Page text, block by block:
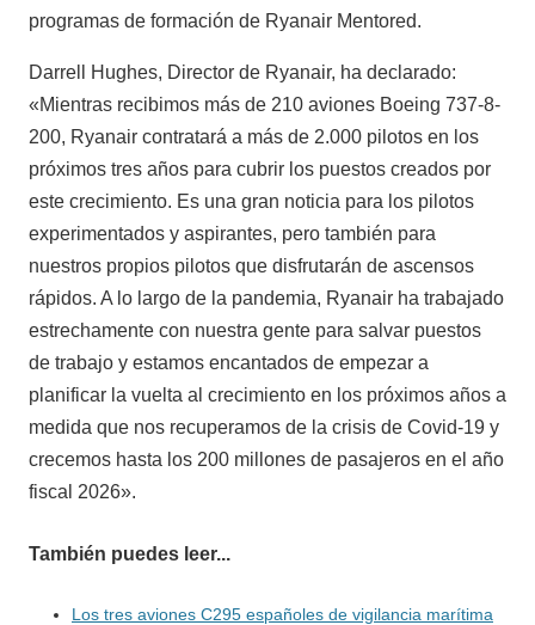
programas de formación de Ryanair Mentored.
Darrell Hughes, Director de Ryanair, ha declarado:
«Mientras recibimos más de 210 aviones Boeing 737-8-
200, Ryanair contratará a más de 2.000 pilotos en los
próximos tres años para cubrir los puestos creados por
este crecimiento. Es una gran noticia para los pilotos
experimentados y aspirantes, pero también para
nuestros propios pilotos que disfrutarán de ascensos
rápidos. A lo largo de la pandemia, Ryanair ha trabajado
estrechamente con nuestra gente para salvar puestos
de trabajo y estamos encantados de empezar a
planificar la vuelta al crecimiento en los próximos años a
medida que nos recuperamos de la crisis de Covid-19 y
crecemos hasta los 200 millones de pasajeros en el año
fiscal 2026».
También puedes leer...
Los tres aviones C295 españoles de vigilancia marítima